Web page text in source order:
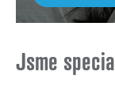
Jsme